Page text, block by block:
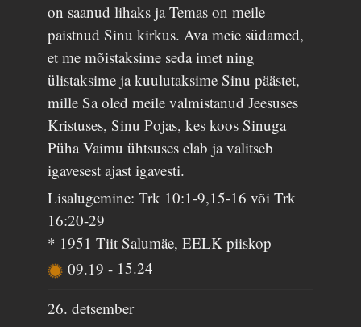
on saanud lihaks ja Temas on meile
paistnud Sinu kirkus. Ava meie südamed,
et me mõistaksime seda imet ning
ülistaksime ja kuulutaksime Sinu päästet,
mille Sa oled meile valmistanud Jeesuses
Kristuses, Sinu Pojas, kes koos Sinuga
Püha Vaimu ühtsuses elab ja valitseb
igavesest ajast igavesti.
Lisalugemine: Trk 10:1-9,15-16 või Trk
16:20-29
* 1951 Tiit Salumäe, EELK piiskop
09.19- 15.24
26. detsember